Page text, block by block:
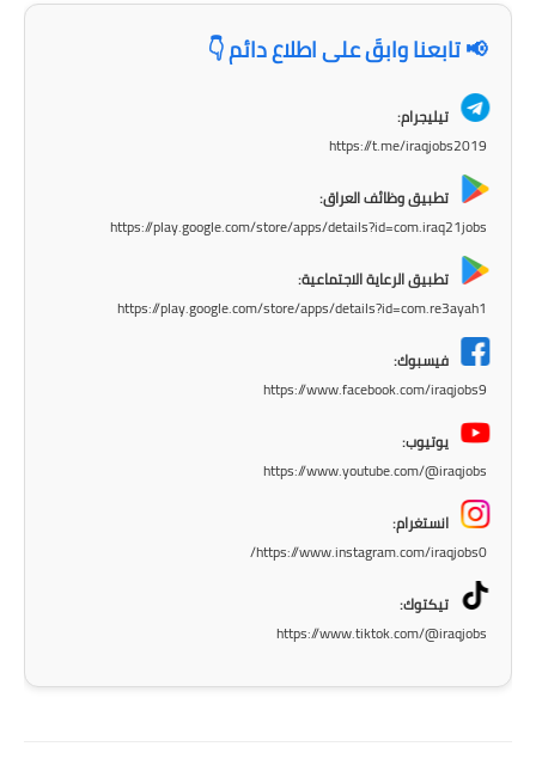
ملازم دراسية
المرحلة الاعدادية
📢 تابعنا وابقَ على اطلاع دائم 👇
تيليجرام:
https://t.me/iraqjobs2019
تطبيق وظائف العراق:
https://play.google.com/store/apps/details?id=com.iraq21jobs
تطبيق الرعاية الاجتماعية:
https://play.google.com/store/apps/details?id=com.re3ayah1
فيسبوك:
https://www.facebook.com/iraqjobs9
يوتيوب:
https://www.youtube.com/@iraqjobs
انستغرام:
https://www.instagram.com/iraqjobs0/
تيكتوك:
https://www.tiktok.com/@iraqjobs